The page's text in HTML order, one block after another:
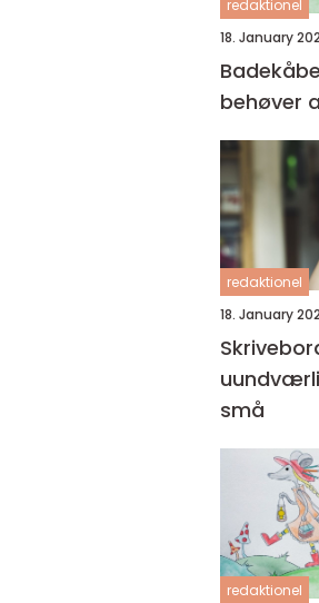
redaktionel
18. January
behøver
redaktionel
18. January
små
redaktionel